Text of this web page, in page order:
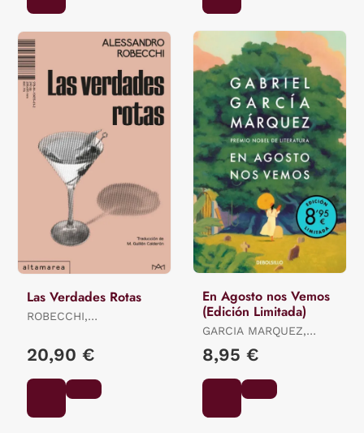
Las Verdades Rotas
ROBECCHI,
20,90 €
En Agosto nos Vemos
(Edición Limitada)
GARCIA MARQUEZ,
8,95 €